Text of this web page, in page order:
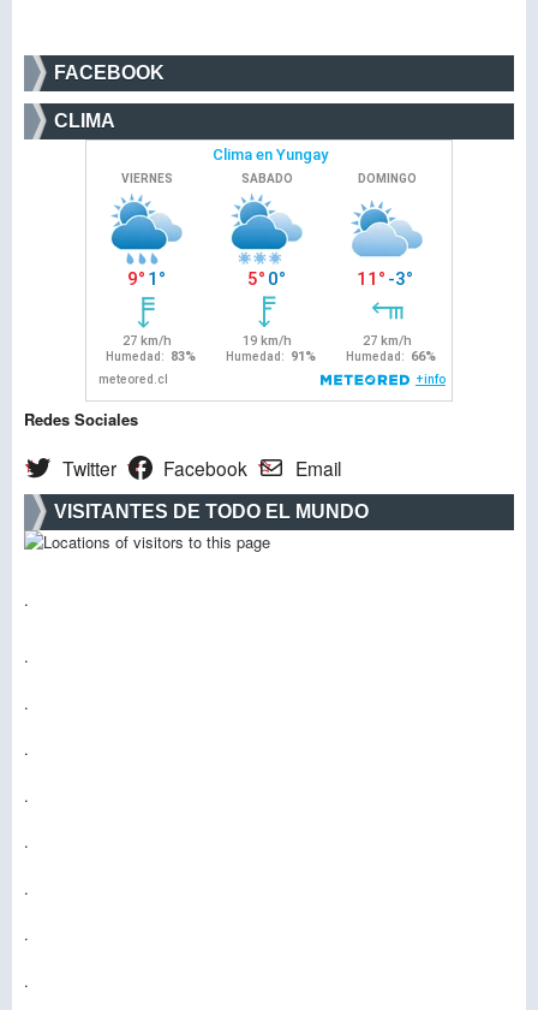
FACEBOOK
CLIMA
Redes Sociales
Twitter Facebook Email
VISITANTES DE TODO EL MUNDO
.
.
.
.
.
.
.
.
.